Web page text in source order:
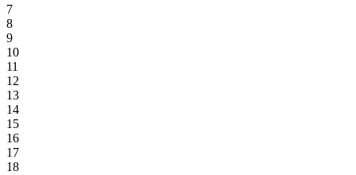
7
8
9
10
11
12
13
14
15
16
17
18